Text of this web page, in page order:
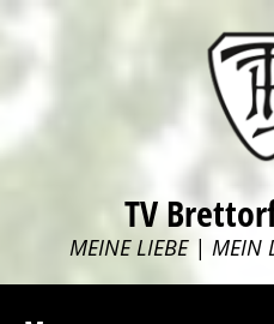
TV
MEINE LIEBE | MEIN